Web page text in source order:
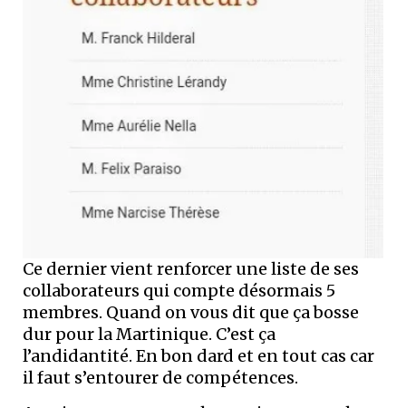
Ce dernier vient renforcer une liste de ses
collaborateurs qui compte désormais 5
membres. Quand on vous dit que ça bosse
dur pour la Martinique. C’est ça
l’andidantité. En bon dard et en tout cas car
il faut s’entourer de compétences.